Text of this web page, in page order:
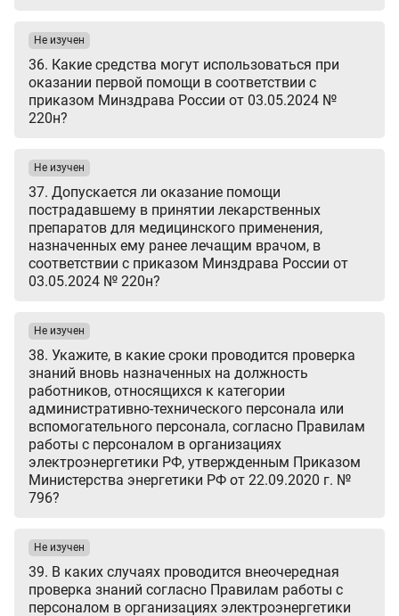
36. Какие средства могут использоваться при
оказании первой помощи в соответствии с
приказом Минздрава России от 03.05.2024 №
220н?
Не изучен
37. Допускается ли оказание помощи
пострадавшему в принятии лекарственных
препаратов для медицинского применения,
назначенных ему ранее лечащим врачом, в
соответствии с приказом Минздрава России от
03.05.2024 № 220н?
Не изучен
38. Укажите, в какие сроки проводится проверка
знаний вновь назначенных на должность
работников, относящихся к категории
административно-технического персонала или
вспомогательного персонала, согласно Правилам
работы с персоналом в организациях
электроэнергетики РФ, утвержденным Приказом
Министерства энергетики РФ от 22.09.2020 г. №
796?
Не изучен
39. В каких случаях проводится внеочередная
проверка знаний согласно Правилам работы с
персоналом в организациях электроэнергетики
Не изучен